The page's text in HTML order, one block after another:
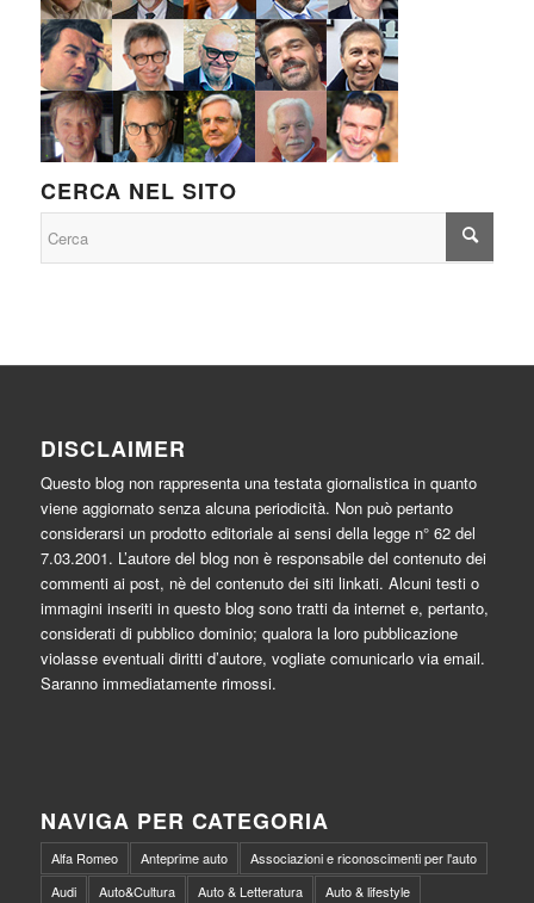
CERCA NEL SITO
DISCLAIMER
Questo blog non rappresenta una testata giornalistica in quanto
viene aggiornato senza alcuna periodicità. Non può pertanto
considerarsi un prodotto editoriale ai sensi della legge n° 62 del
7.03.2001. L’autore del blog non è responsabile del contenuto dei
commenti ai post, nè del contenuto dei siti linkati. Alcuni testi o
immagini inseriti in questo blog sono tratti da internet e, pertanto,
considerati di pubblico dominio; qualora la loro pubblicazione
violasse eventuali diritti d’autore, vogliate comunicarlo via email.
Saranno immediatamente rimossi.
NAVIGA PER CATEGORIA
Alfa Romeo Anteprime auto
Associazioni e riconoscimenti per l'auto
Audi
Auto&Cultura Auto & Letteratura
Auto & lifestyle